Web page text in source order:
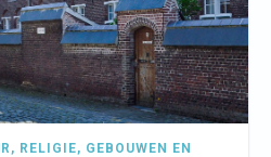
, RELIGIE, GEBOUWEN EN